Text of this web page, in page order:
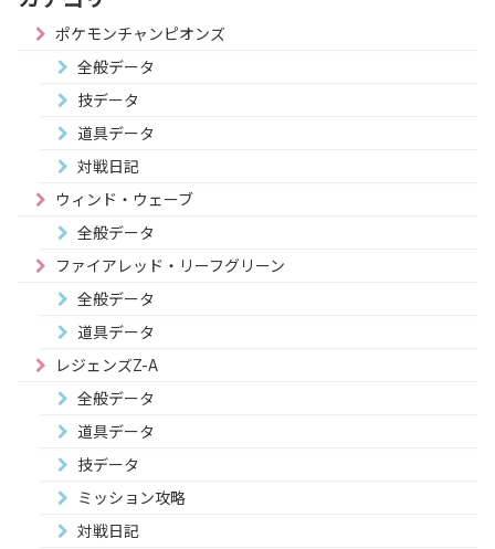
ポケモンチャンピオンズ
全般データ
技データ
道具データ
対戦日記
ウィンド・ウェーブ
全般データ
ファイアレッド・リーフグリーン
全般データ
道具データ
レジェンズZ-A
全般データ
道具データ
技データ
ミッション攻略
対戦日記